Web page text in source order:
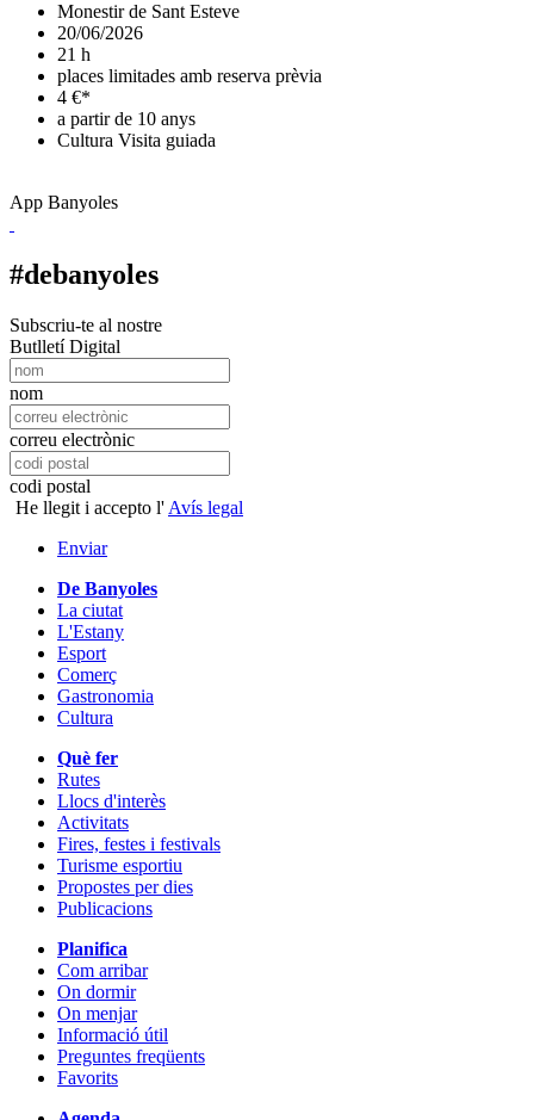
Monestir de Sant Esteve
20/06/2026
21 h
places limitades amb reserva prèvia
4 €*
a partir de 10 anys
Cultura Visita guiada
App Banyoles
#debanyoles
Subscriu-te al nostre
Butlletí Digital
nom
correu electrònic
codi postal
He llegit i accepto l' Avís legal
Enviar
De Banyoles
La ciutat
L'Estany
Esport
Comerç
Gastronomia
Cultura
Què fer
Rutes
Llocs d'interès
Activitats
Fires, festes i festivals
Turisme esportiu
Propostes per dies
Publicacions
Planifica
Com arribar
On dormir
On menjar
Informació útil
Preguntes freqüents
Favorits